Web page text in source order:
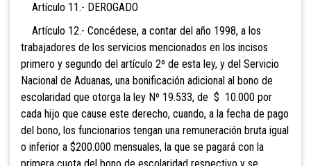
Artículo 11.- DEROGADO
Artículo 12.- Concédese, a contar del año 1998, a los
trabajadores de los servicios mencionados en los incisos
primero y segundo del artículo 2º de esta ley, y del Servicio
Nacional de Aduanas, una bonificación adicional al bono de
escolaridad que otorga la ley Nº 19.533, de $ 10.000 por
cada hijo que cause este derecho, cuando, a la fecha de pago
del bono, los funcionarios tengan una remuneración bruta igual
o inferior a $200.000 mensuales, la que se pagará con la